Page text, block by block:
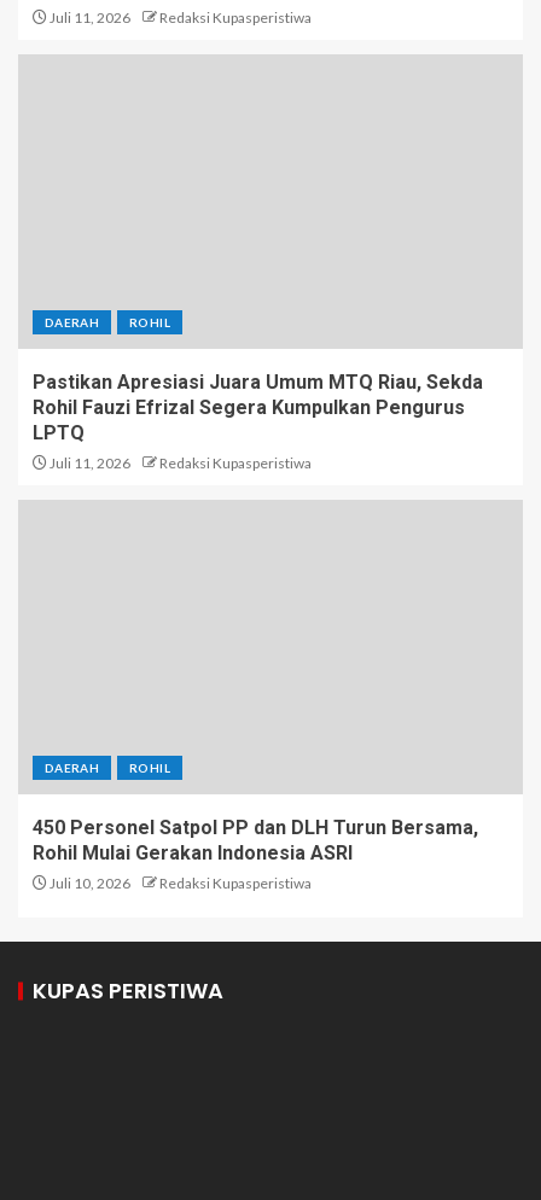
Juli 11, 2026 Redaksi Kupasperistiwa
DAERAH ROHIL
Pastikan Apresiasi Juara Umum MTQ Riau, Sekda
Rohil Fauzi Efrizal Segera Kumpulkan Pengurus
LPTQ
Juli 11, 2026 Redaksi Kupasperistiwa
DAERAH ROHIL
450 Personel Satpol PP dan DLH Turun Bersama,
Rohil Mulai Gerakan Indonesia ASRI
Juli 10, 2026 Redaksi Kupasperistiwa
KUPAS PERISTIWA